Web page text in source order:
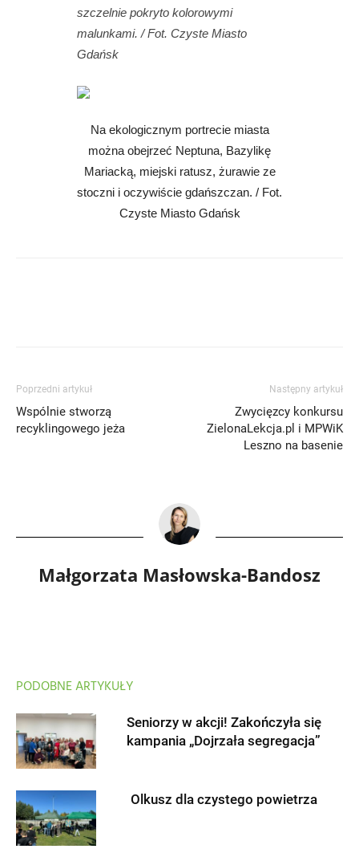
szczelnie pokryto kolorowymi
malunkami. / Fot. Czyste Miasto
Gdańsk
Na ekologicznym portrecie miasta
można obejrzeć Neptuna, Bazylikę
Mariacką, miejski ratusz, żurawie ze
stoczni i oczywiście gdańszczan. / Fot.
Czyste Miasto Gdańsk
Poprzedni artykuł
Wspólnie stworzą
recyklingowego jeża
Następny artykuł
Zwycięzcy konkursu
ZielonaLekcja.pl i MPWiK
Leszno na basenie
Małgorzata Masłowska-Bandosz
PODOBNE ARTYKUŁY
Seniorzy w akcji! Zakończyła się
kampania „Dojrzała segregacja”
Olkusz dla czystego powietrza